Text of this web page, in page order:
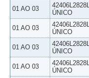
01 AO 03
ÚNICO
01 AO 03
ÚNICO
01 AO 03
ÚNICO
01 AO 03
ÚNICO